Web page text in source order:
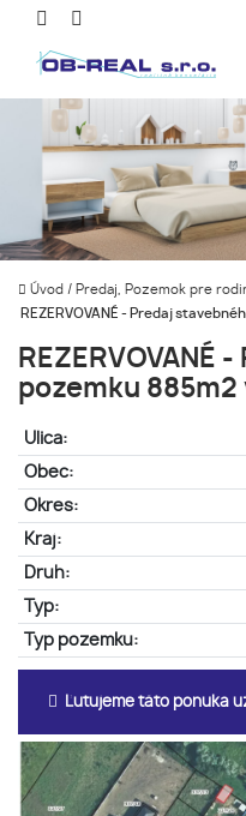
Úvod / Predaj, Pozemok pre
REZERVOVANÉ - Predaj
REZERVOVANÉ
pozemku 885m2
Ulica:
Obec:
Okres:
Kraj:
Druh:
Typ:
Typ pozemku:
Ľutujeme táto ponuka